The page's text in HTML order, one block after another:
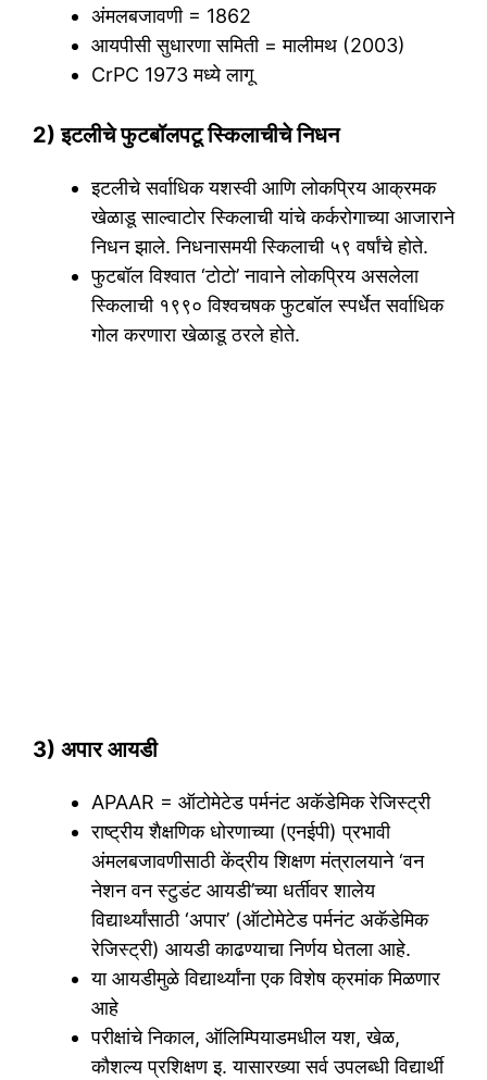
अंमलबजावणी = 1862
आयपीसी सुधारणा समिती = मालीमथ (2003)
CrPC 1973 मध्ये लागू
2) इटलीचे फुटबॉलपटू स्किलाचीचे निधन
इटलीचे सर्वाधिक यशस्वी आणि लोकप्रिय आक्रमक
खेळाडू साल्वाटोर स्किलाची यांचे कर्करोगाच्या आजाराने
निधन झाले. निधनासमयी स्किलाची ५९ वर्षांचे होते.
फुटबॉल विश्वात ‘टोटो’ नावाने लोकप्रिय असलेला
स्किलाची १९९० विश्वचषक फुटबॉल स्पर्धेत सर्वाधिक
गोल करणारा खेळाडू ठरले होते.
3) अपार आयडी
APAAR = ऑटोमेटेड पर्मनंट अकॅडेमिक रेजिस्ट्री
राष्ट्रीय शैक्षणिक धोरणाच्या (एनईपी) प्रभावी
अंमलबजावणीसाठी केंद्रीय शिक्षण मंत्रालयाने ‘वन
नेशन वन स्टुडंट आयडी’च्या धर्तीवर शालेय
विद्यार्थ्यांसाठी ‘अपार’ (ऑटोमेटेड पर्मनंट अकॅडेमिक
रेजिस्ट्री) आयडी काढण्याचा निर्णय घेतला आहे.
या आयडीमुळे विद्यार्थ्यांना एक विशेष क्रमांक मिळणार
आहे
परीक्षांचे निकाल, ऑलिम्पियाडमधील यश, खेळ,
कौशल्य प्रशिक्षण इ. यासारख्या सर्व उपलब्धी विद्यार्थी